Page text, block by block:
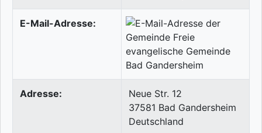
E-Mail-Adresse:
Adresse:
Neue Str. 12
37581 Bad Gandersheim
Deutschland